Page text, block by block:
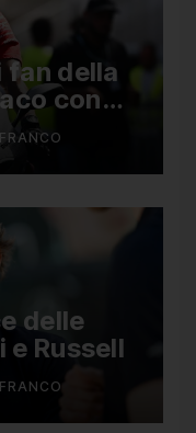
fan della
con
delle
Russell